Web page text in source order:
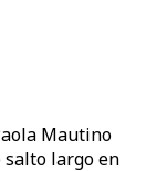
Mautino
salto largo en